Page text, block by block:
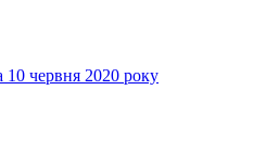
10 червня 2020 року